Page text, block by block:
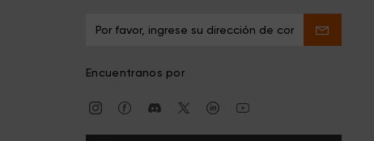
Encuentranos por